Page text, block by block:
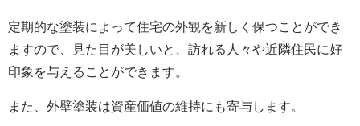
定期的な塗装によって住宅の外観を新しく保つことができ
ますので、見た目が美しいと、訪れる人々や近隣住民に好
印象を与えることができます。
また、外壁塗装は資産価値の維持にも寄与します。